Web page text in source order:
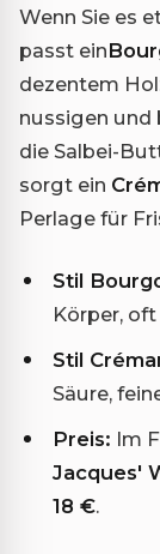
Wenn Sie es
passt ein
dezentem
nussigen und
die Salbei-
sorgt ein
Perlage für
Stil
Körper,
Stil
Säure,
Preis: Im
Jacques'
18 €.